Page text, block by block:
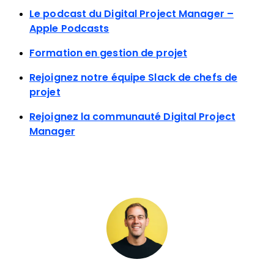
Le podcast du Digital Project Manager –
Apple Podcasts
Formation en gestion de projet
Rejoignez notre équipe Slack de chefs de
projet
Rejoignez la communauté Digital Project
Manager